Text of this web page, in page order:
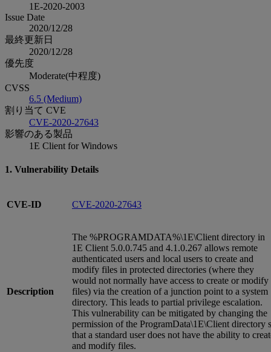
1E-2020-2003
Issue Date
2020/12/28
最終更新日
2020/12/28
優先度
Moderate(中程度)
CVSS
6.5 (Medium)
割り当て CVE
CVE-2020-27643
影響のある製品
1E Client for Windows
1. Vulnerability Details
CVE-ID CVE-2020-27643
Description
The %PROGRAMDATA%\1E\Client directory in
1E Client 5.0.0.745 and 4.1.0.267 allows remote
authenticated users and local users to create and
modify files in protected directories (where they
would not normally have access to create or modify
files) via the creation of a junction point to a system
directory. This leads to partial privilege escalation.
This vulnerability can be mitigated by changing the
permission of the ProgramData\1E\Client directory
that a standard user does not have the ability to
and modify files.